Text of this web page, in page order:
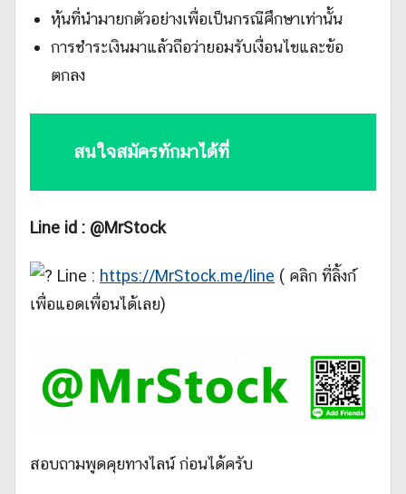
หุ้นที่นำมายกตัวอย่างเพื่อเป็นกรณีศึกษาเท่านั้น
การชำระเงินมาแล้วถือว่ายอมรับเงื่อนไขและข้อ
ตกลง
สนใจสมัครทักมาได้ที่
Line id : @MrStock
Line : https://MrStock.me/line ( คลิก ที่ลิ้งก์
เพื่อแอดเพื่อนได้เลย)
สอบถามพูดคุยทางไลน์ ก่อนได้ครับ